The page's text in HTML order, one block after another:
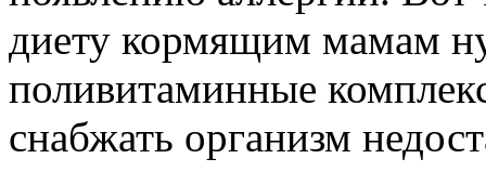
диету кормящим мамам
поливитаминные
снабжать организм